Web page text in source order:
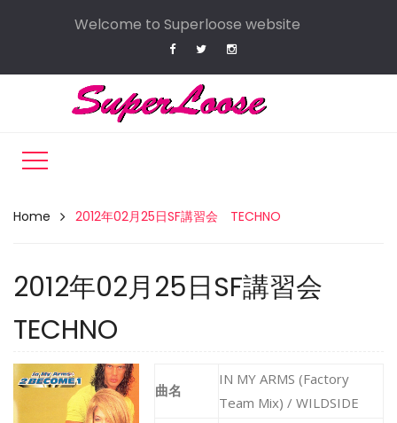
Welcome to Superloose website
Home 2012年02月25日SF講習会 TECHNO
2012年02月25日SF講習会
TECHNO
曲名
IN MY ARMS (Factory
Team Mix) / WILDSIDE